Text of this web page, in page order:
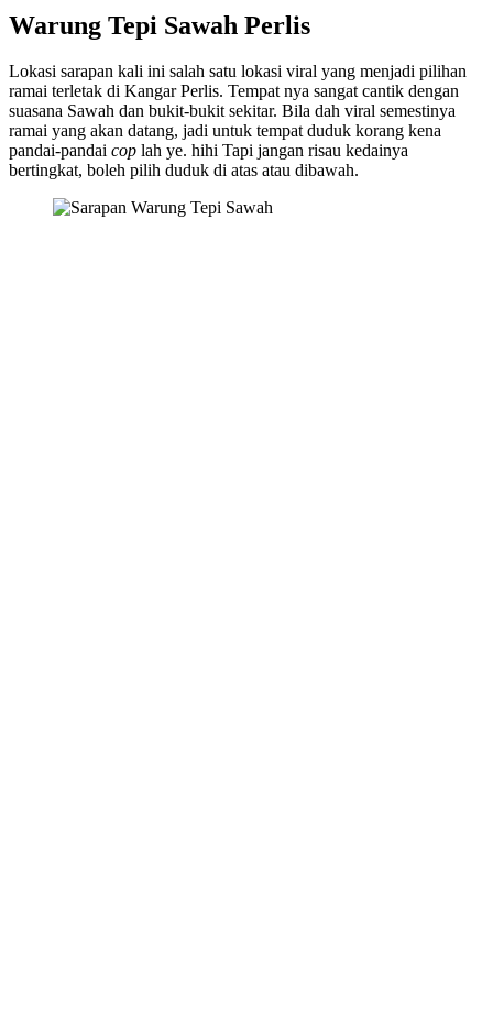
Warung Tepi Sawah Perlis
Lokasi sarapan kali ini salah satu lokasi viral yang menjadi pilihan
ramai terletak di Kangar Perlis. Tempat nya sangat cantik dengan
suasana Sawah dan bukit-bukit sekitar. Bila dah viral semestinya
ramai yang akan datang, jadi untuk tempat duduk korang kena
pandai-pandai cop lah ye. hihi Tapi jangan risau kedainya
bertingkat, boleh pilih duduk di atas atau dibawah.